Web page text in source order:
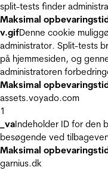
split-tests finder
Maksimal
v.gifDenne cookie
administrator. Split-tests
på hjemmesiden, og
administratoren
Maksimal
assets.voyado.com
1
_vaIndeholder ID for den
besøgende ved
Maksimal
garnius.dk